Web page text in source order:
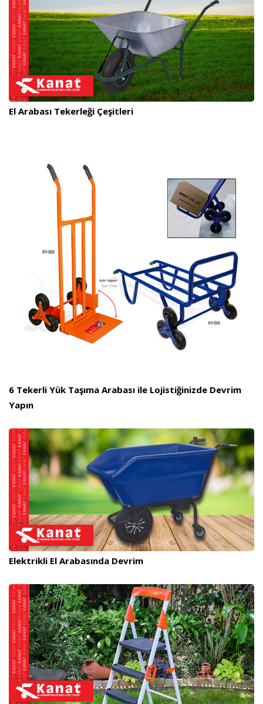
El Arabası Tekerleği Çeşitleri
6 Tekerli Yük Taşıma Arabası ile Lojistiğinizde Devrim
Yapın
Elektrikli El Arabasında Devrim